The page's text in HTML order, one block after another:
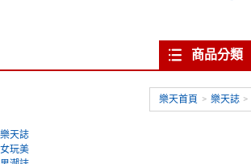
商品分類
樂天首頁 > 樂天誌 >
樂天誌
女玩美